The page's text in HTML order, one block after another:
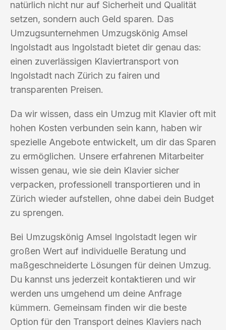
natürlich nicht nur auf Sicherheit und Qualität
setzen, sondern auch Geld sparen. Das
Umzugsunternehmen Umzugskönig Amsel
Ingolstadt aus Ingolstadt bietet dir genau das:
einen zuverlässigen Klaviertransport von
Ingolstadt nach Zürich zu fairen und
transparenten Preisen.
Da wir wissen, dass ein Umzug mit Klavier oft mit
hohen Kosten verbunden sein kann, haben wir
spezielle Angebote entwickelt, um dir das Sparen
zu ermöglichen. Unsere erfahrenen Mitarbeiter
wissen genau, wie sie dein Klavier sicher
verpacken, professionell transportieren und in
Zürich wieder aufstellen, ohne dabei dein Budget
zu sprengen.
Bei Umzugskönig Amsel Ingolstadt legen wir
großen Wert auf individuelle Beratung und
maßgeschneiderte Lösungen für deinen Umzug.
Du kannst uns jederzeit kontaktieren und wir
werden uns umgehend um deine Anfrage
kümmern. Gemeinsam finden wir die beste
Option für den Transport deines Klaviers nach